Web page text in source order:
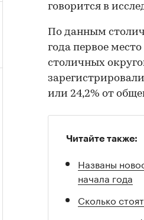
говорится в
По данным
года первое
столичных
или 24,2% от
Читайте также:
Названы
начала года
Сколько